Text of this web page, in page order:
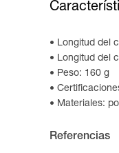
Longitud del
Longitud del
Peso: 160 g
Materiales:
Referencias